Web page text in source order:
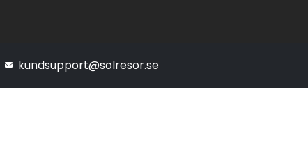
kundsupport@solresor.se